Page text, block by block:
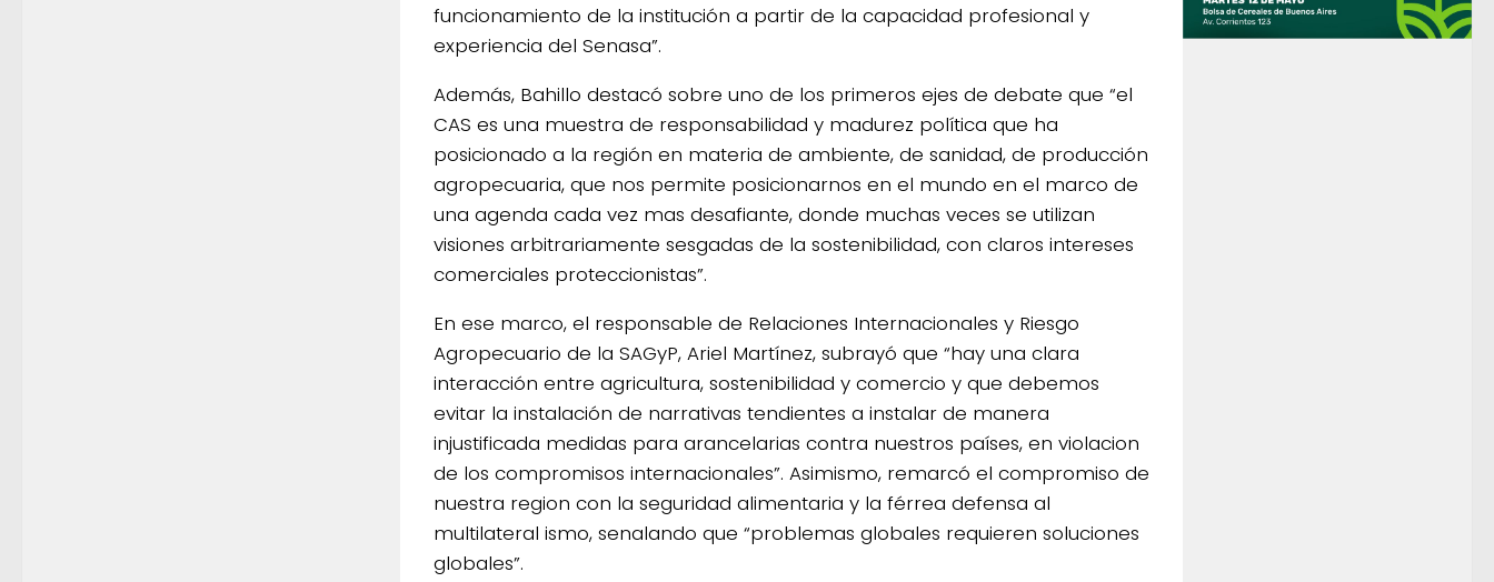
funcionamiento de la institución a partir de la capacidad profesional y
experiencia del Senasa”.
Además, Bahillo destacó sobre uno de los primeros ejes de debate que “el
CAS es una muestra de responsabilidad y madurez política que ha
posicionado a la región en materia de ambiente, de sanidad, de producción
agropecuaria, que nos permite posicionarnos en el mundo en el marco de
una agenda cada vez mas desafiante, donde muchas veces se utilizan
visiones arbitrariamente sesgadas de la sostenibilidad, con claros intereses
comerciales proteccionistas”.
En ese marco, el responsable de Relaciones Internacionales y Riesgo
Agropecuario de la SAGyP, Ariel Martínez, subrayó que “hay una clara
interacción entre agricultura, sostenibilidad y comercio y que debemos
evitar la instalación de narrativas tendientes a instalar de manera
injustificada medidas para arancelarias contra nuestros países, en violacion
de los compromisos internacionales”. Asimismo, remarcó el compromiso de
nuestra region con la seguridad alimentaria y la férrea defensa al
multilateral ismo, senalando que “problemas globales requieren soluciones
globales”.